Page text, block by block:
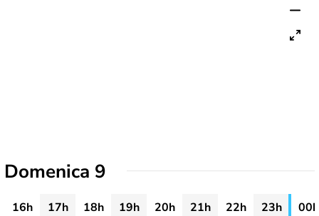
Domenica 9
16h 17h 18h 19h 20h 21h 22h 23h
00h